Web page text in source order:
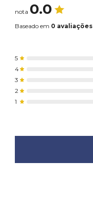
Indicação de Uso
Especificações
Peso e dimensão
nota 0.0
Baseado em 0 avaliações
5
4
3
2
1